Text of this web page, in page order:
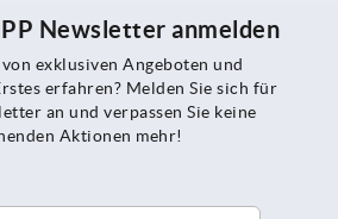
Newsletter anmelden
exklusiven Angeboten und
erfahren? Melden Sie sich für
an und verpassen Sie keine
Aktionen mehr!